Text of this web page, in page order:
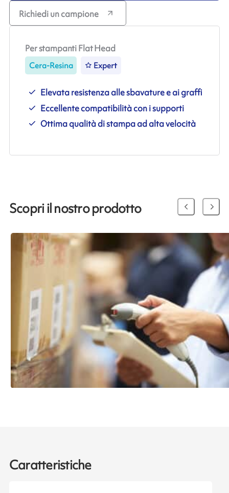
Richiedi un campione
Per stampanti Flat Head
Cera-Resina Expert
Elevata resistenza alle sbavature e ai graffi
Eccellente compatibilità con i supporti
Ottima qualità di stampa ad alta velocità
Scopri il nostro prodotto
Caratteristiche